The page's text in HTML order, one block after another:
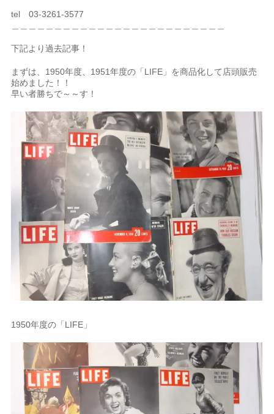
tel 03-3261-3577
下記より過去記事！
まずは、1950年度、1951年度の「LIFE」を商品化して店頭販売
始めました！！
早い者勝ちで～～す！
1950年度の「LIFE」